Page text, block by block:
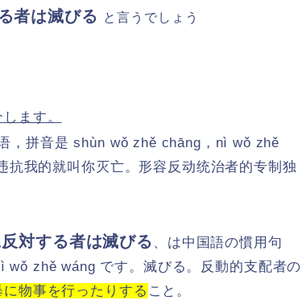
者は滅びる と言うでしょう
ます。
，拼音是 shùn wǒ zhě chāng，nì wǒ zhě
抗我的就叫你灭亡。形容反动统治者的专制独
対する者は滅びる 、は中国語の慣用句
zhě wáng です。滅びる。反動的支配者の
に物事を行ったりする こと。